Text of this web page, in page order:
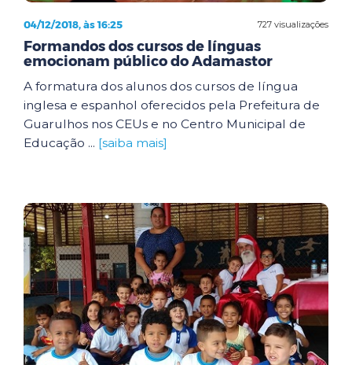
727 visualizações
04/12/2018, às 16:25
Formandos dos cursos de línguas
emocionam público do Adamastor
A formatura dos alunos dos cursos de língua
inglesa e espanhol oferecidos pela Prefeitura de
Guarulhos nos CEUs e no Centro Municipal de
Educação ... [saiba mais]